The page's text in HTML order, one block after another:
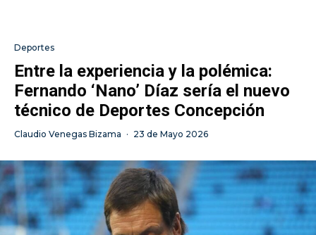
Deportes
Entre la experiencia y la polémica:
Fernando ‘Nano’ Díaz sería el nuevo
técnico de Deportes Concepción
Claudio Venegas Bizama · 23 de Mayo 2026